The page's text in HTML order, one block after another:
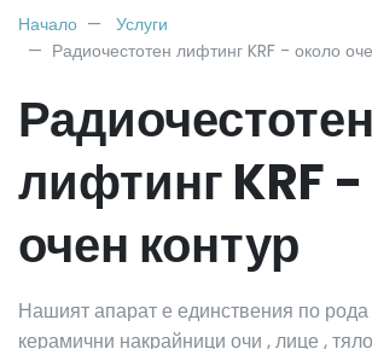
Начало
Услуги
Радиочестотен лифтинг KRF - около
Радиочестотен
лифтинг KRF
очен контур
Нашият апарат е единствения по
керамични накрайници очи , лице ,